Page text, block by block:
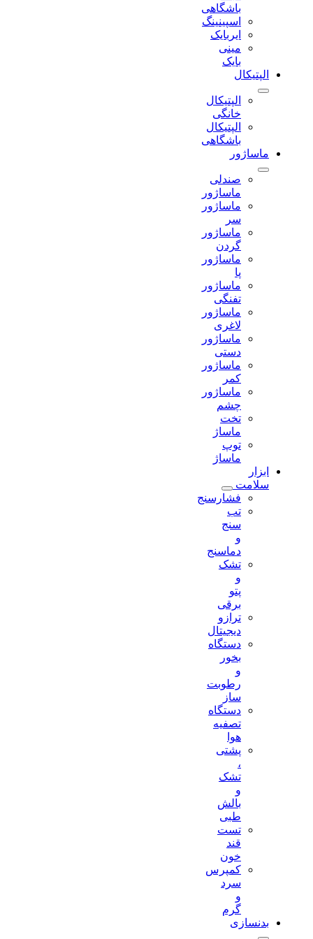
باشگاهی
اسپینینگ
ایربایک
مینی
الپتیکال
الپتیکال
خانگی
الپتیکال
باشگاهی
ماساژور
صندلی
ماساژور
ماساژور
ماساژور
ماساژور
ماساژور
تفنگی
ماساژور
لاغری
ماساژور
دستی
ماساژور
ماساژور
تخت
ماساژ
توپ
ماساژ
ابزار
سلامت
فشارسنج
دماسنج
تشک
ترازو
دیجیتال
دستگاه
رطوبت
دستگاه
تصفیه
پشتی
تست
کمپرس
بدنسازی